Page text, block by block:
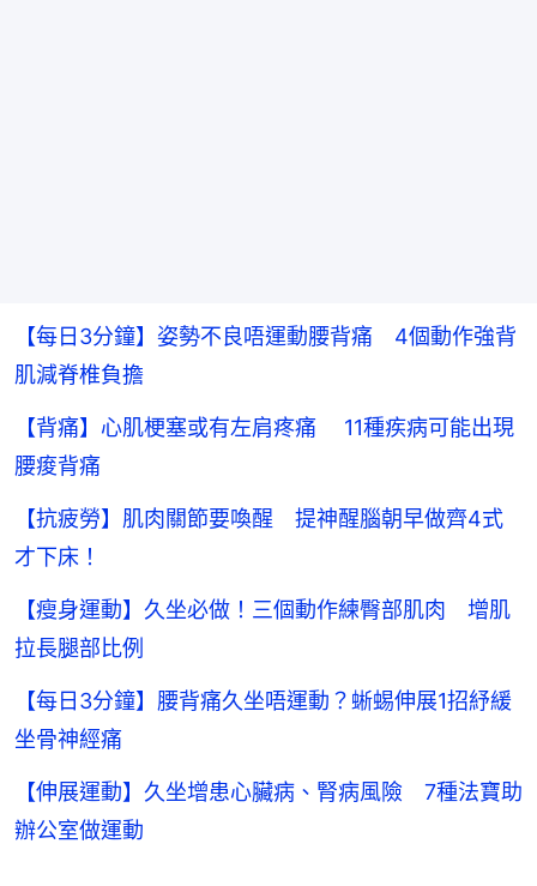
【每日3分鐘】姿勢不良唔運動腰背痛 4個動作強背
肌減脊椎負擔
【背痛】心肌梗塞或有左肩疼痛 11種疾病可能出現
腰痠背痛
【抗疲勞】肌肉關節要喚醒 提神醒腦朝早做齊4式
才下床！
【瘦身運動】久坐必做！三個動作練臀部肌肉 增肌
拉長腿部比例
【每日3分鐘】腰背痛久坐唔運動？蜥蜴伸展1招紓緩
坐骨神經痛
【伸展運動】久坐增患心臟病、腎病風險 7種法寶助
辦公室做運動